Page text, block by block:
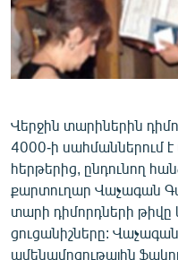
ՄԻՋԱԶԳԱՅԻՆ
ՄՇԱԿՈՒՅԹ
ՍՊՈՐՏ
ՏՏ ԵՒ ԻՆՏԵՐՆԵՏ
ԿՈՐՈՆԱՎԻՐՈՒՍ
ԱՐԽԻՎ
ՏԵՍԱՆՅՈՒԹԵՐ
Վերջին տարիներին
4000-ի սահմաններում
հերթերից, ընդունող
քարտուղար Վաչագան
տարի դիմորդների թիվը
ցուցանիշները:
ամենամրցութային